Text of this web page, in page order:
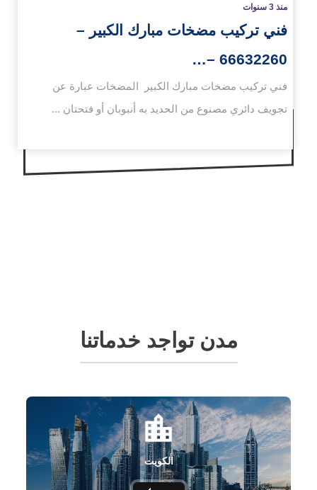
منذ 3 سنوات
فني تركيب مضخات مبارك الكبير –
66632260 –…
فني تركيب مضخات مبارك الكبير المضخات عبارة عن
تجويف دائري مصنوع من الحديد به أنبوبان أو فتحتان ...
مدن تواجد خدماتنا
الكويت